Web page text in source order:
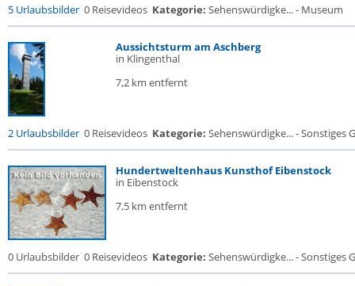
5 Urlaubsbilder 0 Reisevideos Kategorie: Sehenswürdigke... - Museum
Aussichtsturm am Aschberg
in Klingenthal
7,2 km entfernt
2 Urlaubsbilder 0 Reisevideos Kategorie: Sehenswürdigke... - Sonstiges
Hundertweltenhaus Kunsthof Eibenstock
in Eibenstock
7,5 km entfernt
0 Urlaubsbilder 0 Reisevideos Kategorie: Sehenswürdigke... - Sonstiges